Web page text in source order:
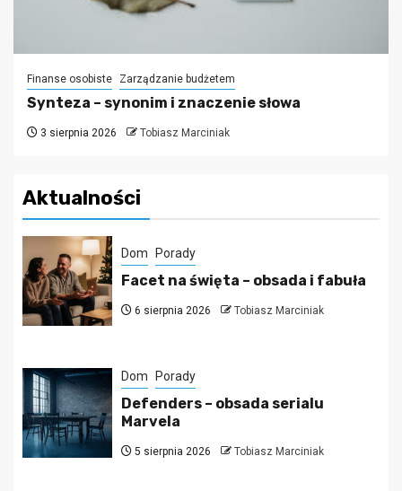
Finanse osobiste Zarządzanie budżetem
Synteza – synonim i znaczenie słowa
3 sierpnia 2026 Tobiasz Marciniak
Aktualności
Dom Porady
Facet na święta – obsada i fabuła
6 sierpnia 2026 Tobiasz Marciniak
Dom Porady
Defenders – obsada serialu
Marvela
5 sierpnia 2026 Tobiasz Marciniak